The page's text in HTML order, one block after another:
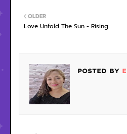
OLDER
Love Unfold The Sun - Rising
POSTED BY